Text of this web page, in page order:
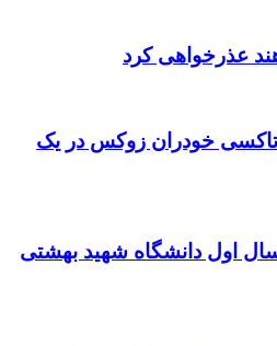
عذرخواهی کرد
خودران زوکس در یک
اول دانشگاه شهید بهشتی